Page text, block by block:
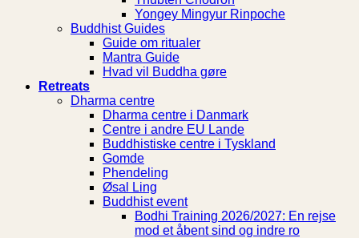
Yongey Mingyur Rinpoche
Buddhist Guides
Guide om ritualer
Mantra Guide
Hvad vil Buddha gøre
Retreats
Dharma centre
Dharma centre i Danmark
Centre i andre EU Lande
Buddhistiske centre i Tyskland
Gomde
Phendeling
Øsal Ling
Buddhist event
Bodhi Training 2026/2027: En rejse
mod et åbent sind og indre ro